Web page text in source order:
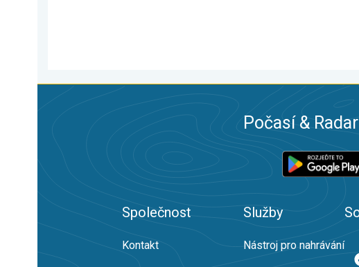
Počasí &
Společnost
Kontakt
Služby
Nástroj pro nahrávání